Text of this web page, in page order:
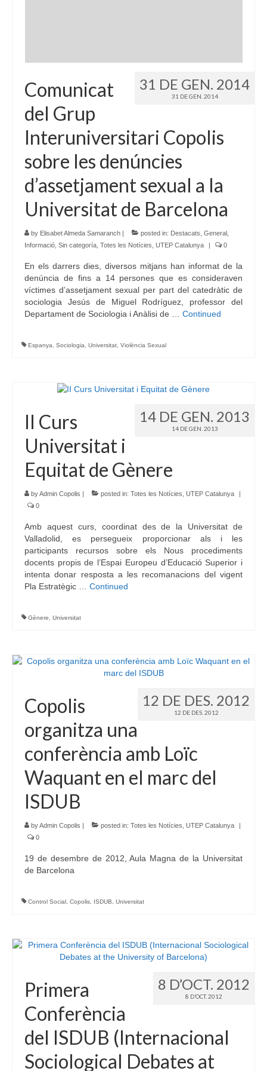
31 DE GEN. 2014
31 DE GEN. 2014
Comunicat
del Grup
Interuniversitari Copolis
sobre les denúncies
d’assetjament sexual a la
Universitat de Barcelona
by Elisabet Almeda Samaranch | posted in: Destacats General
Informació Sin categoría Totes les Notícies UTEP Catalunya | 0
En els darrers dies, diversos mitjans han informat de la
denúncia de fins a 14 persones que es consideraven
víctimes d’assetjament sexual per part del catedràtic de
sociologia Jesús de Miguel Rodríguez, professor del
Departament de Sociologia i Anàlisi de … Continued
Espanya Sociologia Universitat Violència Sexual
14 DE GEN. 2013
14 DE GEN. 2013
II Curs
Universitat i
Equitat de Gènere
byAdmin Copolis | posted in: Totes les Notícies UTEP Catalunya
|
0
Amb aquest curs, coordinat des de la Universitat de
Valladolid, es persegueix proporcionar als i les
participants recursos sobre els Nous procediments
docents propis de l’Espai Europeu d’Educació Superior i
intenta donar resposta a les recomanacions del vigent
Pla Estratègic … Continued
Gènere Universitat
12 DE DES. 2012
12 DE DES. 2012
Copolis
organitza una
conferència amb Loïc
Waquant en el marc del
ISDUB
byAdmin Copolis | posted in: Totes les Notícies UTEP Catalunya
|
0
19 de desembre de 2012, Aula Magna de la Universitat
de Barcelona
Control Social Copolis ISDUB Universitat
8 D’OCT. 2012
8 D’OCT. 2012
Primera
Conferència
del ISDUB (Internacional
Sociological Debates at